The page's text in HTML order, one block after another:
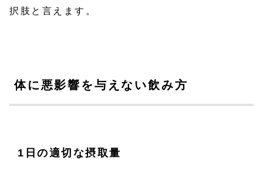
択肢と言えます。
体に悪影響を与えない飲み方
1日の適切な摂取量